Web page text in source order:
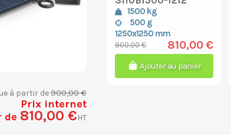
à partir de900,00 €
Prix internet
de 810,00 €HT
1500 kg
500 g
1250x1250 mm
900,00 € 810,00 €
Ajouter au panier